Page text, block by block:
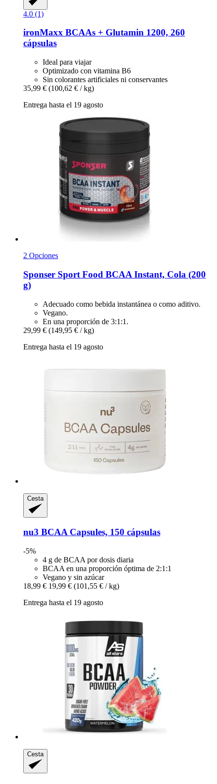
4.0 (1)
ironMaxx BCAAs + Glutamin 1200, 260
cápsulas
Ideal para viajar
Optimizado con vitamina B6
Sin colorantes artificiales ni conservantes
35,99 € (100,62 € / kg)
Entrega hasta el 19 agosto
2 Opciones
Sponser Sport Food BCAA Instant, Cola (200
g)
Adecuado como bebida instantánea o como aditivo.
Vegano.
En una proporción de 3:1:1.
29,99 € (149,95 € / kg)
Entrega hasta el 19 agosto
Cesta
nu3 BCAA Capsules, 150 cápsulas
-5%
4 g de BCAA por dosis diaria
BCAA en una proporción óptima de 2:1:1
Vegano y sin azúcar
18,99 € 19,99 € (101,55 € / kg)
Entrega hasta el 19 agosto
Cesta